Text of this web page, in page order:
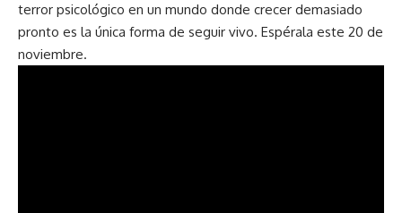
terror psicológico en un mundo donde crecer demasiado
pronto es la única forma de seguir vivo. Espérala este 20 de
noviembre.